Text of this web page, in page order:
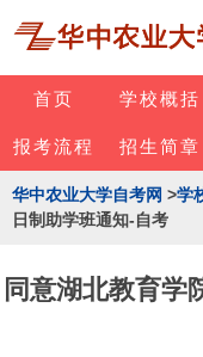
首页 学校概括
报考流程 招生简章
华中农业大学自考网 >学
日制助学班通知-自考
同意湖北教育学